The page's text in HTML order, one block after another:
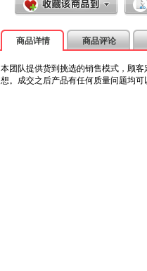
商品详情 商品评论
本团队提供货到挑选的销售模式，顾
想。成交之后产品有任何质量问题均